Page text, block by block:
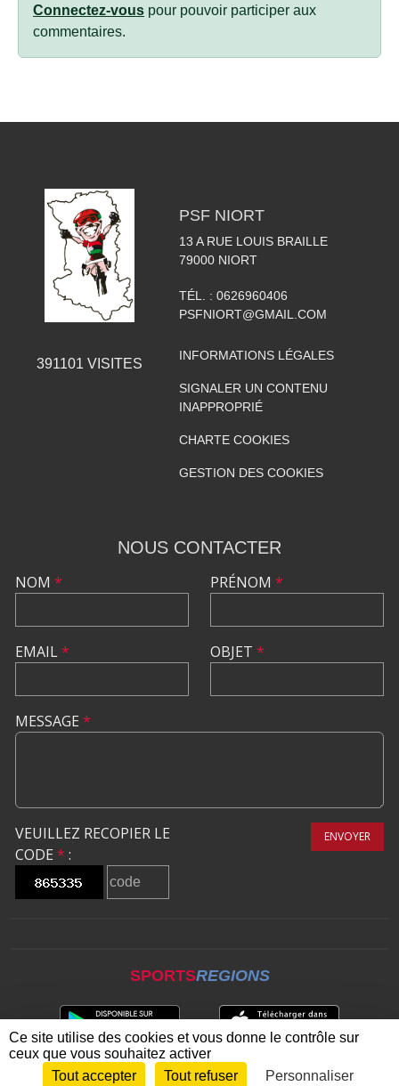
Connectez-vous pour pouvoir participer aux
commentaires.
391101 VISITES
PSF NIORT
13 A RUE LOUIS BRAILLE
79000 NIORT
TÉL. : 0626960406
PSFNIORT@GMAIL.COM
INFORMATIONS LÉGALES
SIGNALER UN CONTENU
INAPPROPRIÉ
CHARTE COOKIES
GESTION DES COOKIES
NOUS CONTACTER
NOM *
EMAIL*
PRÉNOM *
OBJET *
MESSAGE *
VEUILLEZ RECOPIER LE
CODE * :
ENVOYER
SPORTSREGIONS
Envie de participer ? CONNEXION
Ce site utilise des cookies et vous donne le contrôle sur
ceux que vous souhaitez activer
Tout accepter
Tout refuser Personnaliser